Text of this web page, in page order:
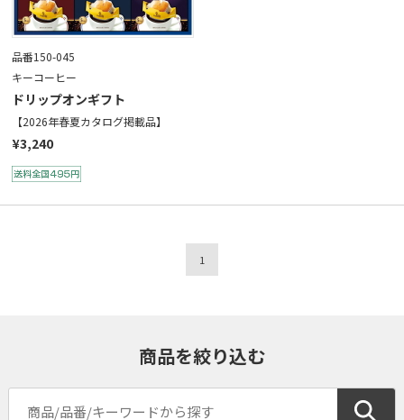
品番150-045
キーコーヒー
ドリップオンギフト
【2026年春夏カタログ掲載品】
¥3,240
1
商品を絞り込む